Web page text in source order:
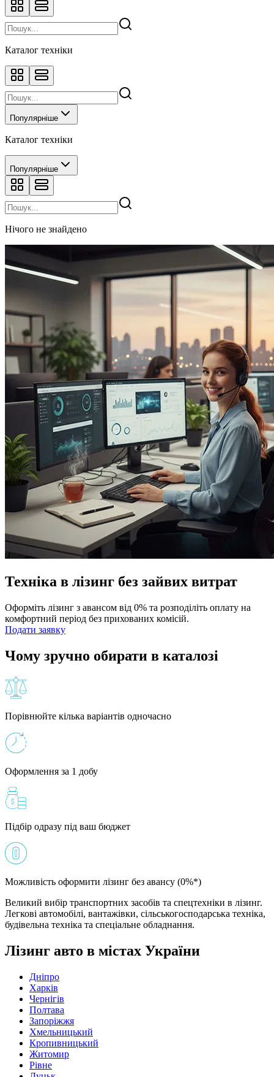
Каталог техніки
Популярніше
Каталог техніки
Популярніше
Нічого не знайдено
Техніка в лізинг без зайвих витрат
Оформіть лізинг з авансом від 0% та розподіліть оплату на
комфортний період без прихованих комісій.
Подати заявку
Чому зручно обирати в каталозі
Порівнюйте кілька варіантів одночасно
Оформлення за 1 добу
Підбір одразу під ваш бюджет
Можливість оформити лізинг без авансу (0%*)
Великий вибір транспортних засобів та спецтехніки в лізинг.
Легкові автомобілі, вантажівки, сільськогосподарська техніка,
будівельна техніка та спеціальне обладнання.
Лізинг авто в містах України
Дніпро
Харків
Чернігів
Полтава
Запоріжжя
Хмельницький
Кропивницький
Житомир
Рівне